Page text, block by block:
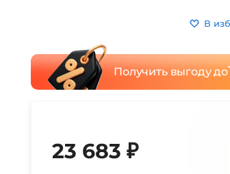
В
Получить выгоду до
23 683 ₽